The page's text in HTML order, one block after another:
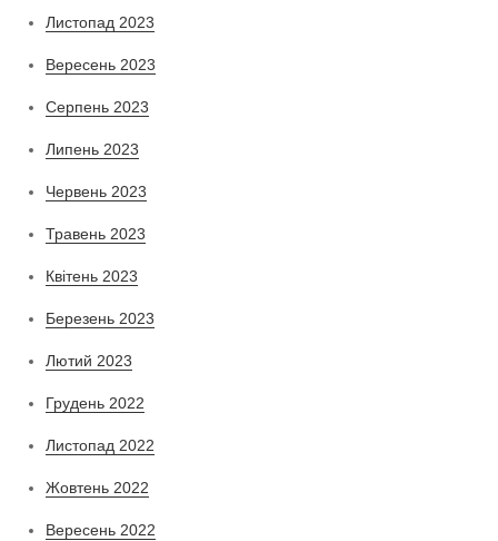
Листопад 2023
Вересень 2023
Серпень 2023
Липень 2023
Червень 2023
Травень 2023
Квітень 2023
Березень 2023
Лютий 2023
Грудень 2022
Листопад 2022
Жовтень 2022
Вересень 2022